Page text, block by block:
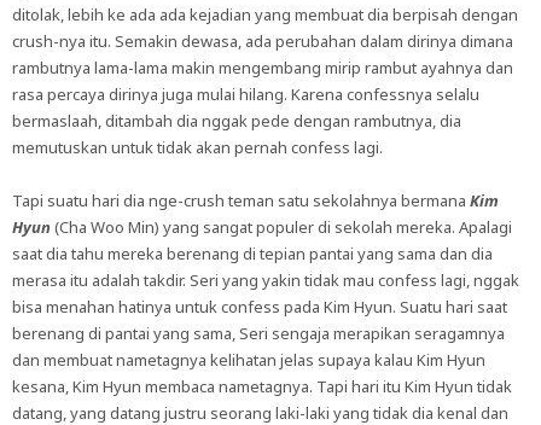
ditolak, lebih ke ada ada kejadian yang membuat dia berpisah dengan
crush-nya itu. Semakin dewasa, ada perubahan dalam dirinya dimana
rambutnya lama-lama makin mengembang mirip rambut ayahnya dan
rasa percaya dirinya juga mulai hilang. Karena confessnya selalu
bermaslaah, ditambah dia nggak pede dengan rambutnya, dia
memutuskan untuk tidak akan pernah confess lagi.
Tapi suatu hari dia nge-crush teman satu sekolahnya bermana Kim
Hyun (Cha Woo Min) yang sangat populer di sekolah mereka. Apalagi
saat dia tahu mereka berenang di tepian pantai yang sama dan dia
merasa itu adalah takdir. Seri yang yakin tidak mau confess lagi, nggak
bisa menahan hatinya untuk confess pada Kim Hyun. Suatu hari saat
berenang di pantai yang sama, Seri sengaja merapikan seragamnya
dan membuat nametagnya kelihatan jelas supaya kalau Kim Hyun
kesana, Kim Hyun membaca nametagnya. Tapi hari itu Kim Hyun tidak
datang, yang datang justru seorang laki-laki yang tidak dia kenal dan